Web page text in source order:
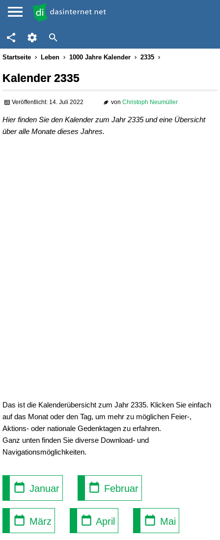
Startseite Leben 1000 Jahre Kalender 2335
Kalender 2335
Veröffentlicht: 14. Juli 2022 von Christoph Neumüller
Hier finden Sie den Kalender zum Jahr 2335 und eine Übersicht
über alle Monate dieses Jahres.
Das ist die Kalenderübersicht zum Jahr 2335. Klicken Sie einfach
auf das Monat oder den Tag, um mehr zu möglichen Feier-,
Aktions- oder nationale Gedenktagen zu erfahren.
Ganz unten finden Sie diverse Download- und
Navigationsmöglichkeiten.
Januar Februar
März April Mai